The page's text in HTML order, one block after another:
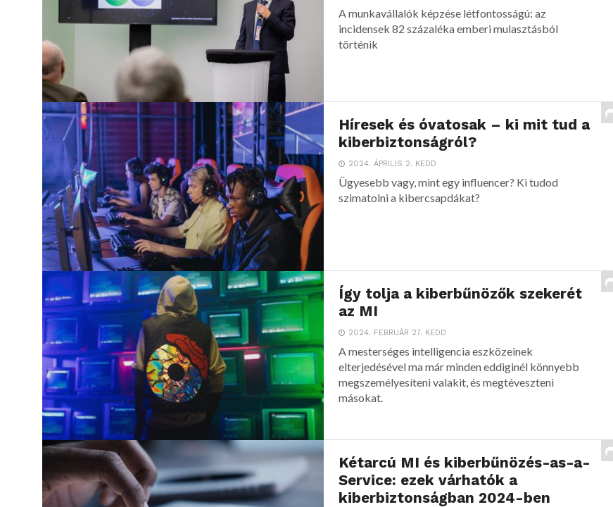
A munkavállalók képzése létfontosságú: az
incidensek 82 százaléka emberi mulasztásból
történik
Híresek és óvatosak – ki mit tud a
kiberbiztonságról?
2024. ÁPRILIS 2. KEDD
Ügyesebb vagy, mint egy influencer? Ki tudod
szimatolni a kibercsapdákat?
Így tolja a kiberbűnözők szekerét
az MI
2024. FEBRUÁR 27. KEDD
A mesterséges intelligencia eszközeinek
elterjedésével ma már minden eddiginél könnyebb
megszemélyesíteni valakit, és megtéveszteni
másokat.
Kétarcú MI és kiberbűnözés-as-a-
Service: ezek várhatók a
kiberbiztonságban 2024-ben